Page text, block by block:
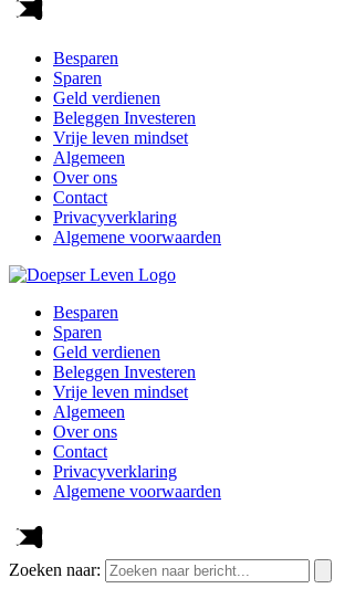
Besparen
Sparen
Geld verdienen
Beleggen Investeren
Vrije leven mindset
Algemeen
Over ons
Contact
Privacyverklaring
Algemene voorwaarden
Besparen
Sparen
Geld verdienen
Beleggen Investeren
Vrije leven mindset
Algemeen
Over ons
Contact
Privacyverklaring
Algemene voorwaarden
Zoeken naar: